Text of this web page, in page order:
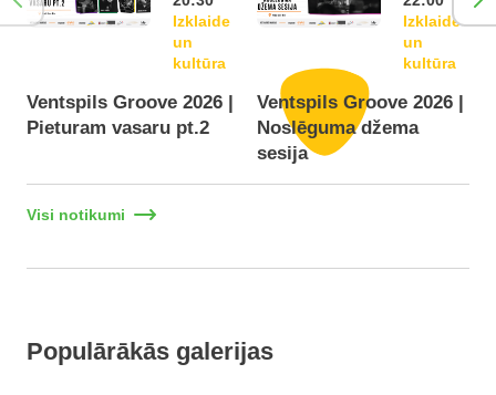
Izklaide
un
kultūra
Ventspils Groove 2026 |
Pieturam vasaru pt.2
Izklaide
un
kultūra
Ventspils Groove 2026 |
Noslēguma džema
sesija
Visi notikumi
Populārākās galerijas